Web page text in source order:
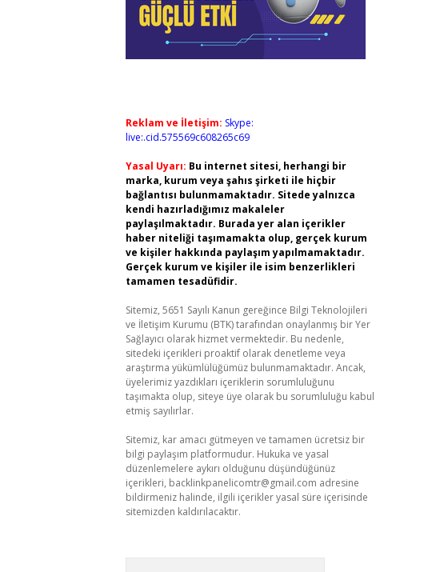
Reklam ve İletişim: Skype:
live:.cid.575569c608265c69
Yasal Uyarı: Bu internet sitesi, herhangi bir
marka, kurum veya şahıs şirketi ile hiçbir
bağlantısı bulunmamaktadır. Sitede yalnızca
kendi hazırladığımız makaleler
paylaşılmaktadır. Burada yer alan içerikler
haber niteliği taşımamakta olup, gerçek kurum
ve kişiler hakkında paylaşım yapılmamaktadır.
Gerçek kurum ve kişiler ile isim benzerlikleri
tamamen tesadüfidir.
Sitemiz, 5651 Sayılı Kanun gereğince Bilgi Teknolojileri
ve İletişim Kurumu (BTK) tarafından onaylanmış bir Yer
Sağlayıcı olarak hizmet vermektedir. Bu nedenle,
sitedeki içerikleri proaktif olarak denetleme veya
araştırma yükümlülüğümüz bulunmamaktadır. Ancak,
üyelerimiz yazdıkları içeriklerin sorumluluğunu
taşımakta olup, siteye üye olarak bu sorumluluğu kabul
etmiş sayılırlar.
Sitemiz, kar amacı gütmeyen ve tamamen ücretsiz bir
bilgi paylaşım platformudur. Hukuka ve yasal
düzenlemelere aykırı olduğunu düşündüğünüz
içerikleri, backlinkpanelicomtr@gmail.com adresine
bildirmeniz halinde, ilgili içerikler yasal süre içerisinde
sitemizden kaldırılacaktır.